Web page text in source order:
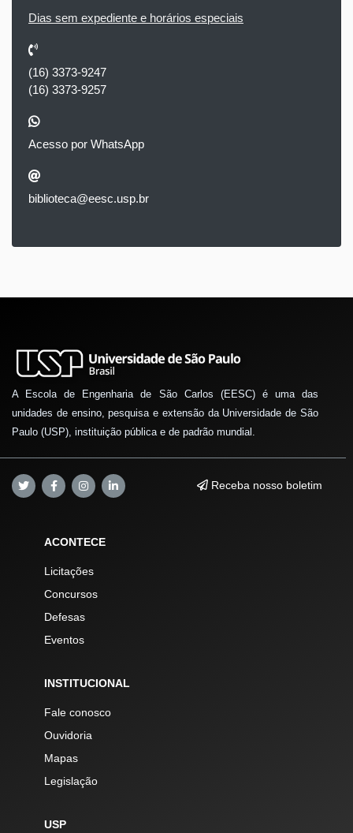
Dias sem expediente e horários especiais
(16) 3373-9247
(16) 3373-9257
Acesso por WhatsApp
biblioteca@eesc.usp.br
A Escola de Engenharia de São Carlos (EESC) é uma das
unidades de ensino, pesquisa e extensão da Universidade de São
Paulo (USP), instituição pública e de padrão mundial.
Receba nosso boletim
ACONTECE
Licitações
Concursos
Defesas
Eventos
INSTITUCIONAL
Fale conosco
Ouvidoria
Mapas
Legislação
USP